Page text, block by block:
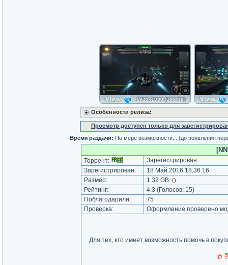
Особенности релиза:
Просмотр доступен только для
Время раздачи: По мере возможности... (до появления
Торрент:
Зарегистрирован
Зарегистрирован:
18 Май 2016 18:36:16
Размер:
1.32 GB ()
Рейтинг: 4.3 (Голосов: 15)
Поблагодарили:
75
Проверка:
Оформление проверено
Для тех, кто имеет возможность помочь в